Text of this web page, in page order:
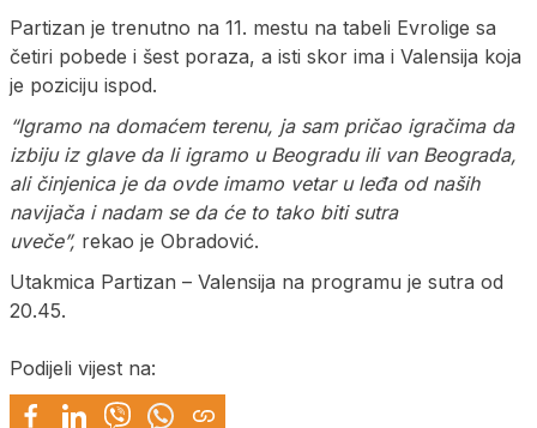
Partizan je trenutno na 11. mestu na tabeli Evrolige sa
četiri pobede i šest poraza, a isti skor ima i Valensija koja
je poziciju ispod.
“Igramo na domaćem terenu, ja sam pričao igračima da
izbiju iz glave da li igramo u Beogradu ili van Beograda,
ali činjenica je da ovde imamo vetar u leđa od naših
navijača i nadam se da će to tako biti sutra
uveče”, rekao je Obradović.
Utakmica Partizan – Valensija na programu je sutra od
20.45.
Podijeli vijest na: